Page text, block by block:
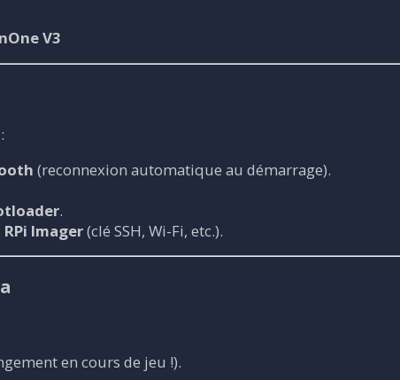
V3
(reconnexion automatique au démarrage).
.
Imager(clé SSH, Wi-Fi, etc.).
en cours de jeu !).